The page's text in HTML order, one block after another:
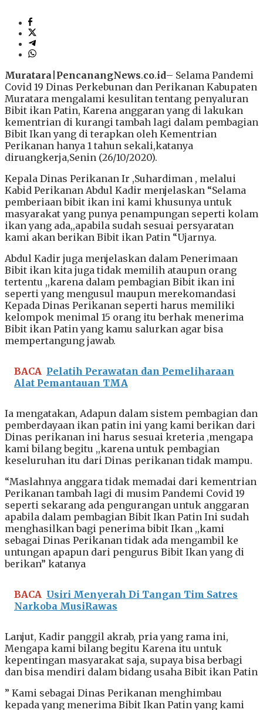
Muratara PencanangNews.co.id– Selama Pandemi
Covid 19 Dinas Perkebunan dan Perikanan Kabupaten
Muratara mengalami kesulitan tentang penyaluran
Bibit ikan Patin, Karena anggaran yang di lakukan
kementrian di kurangi tambah lagi dalam pembagian
Bibit Ikan yang di terapkan oleh Kementrian
Perikanan hanya 1 tahun sekali,katanya
diruangkerja,Senin (26/10/2020).
Kepala Dinas Perikanan Ir ,Suhardiman , melalui
Kabid Perikanan Abdul Kadir menjelaskan “Selama
pemberiaan bibit ikan ini kami khusunya untuk
masyarakat yang punya penampungan seperti kolam
ikan yang ada,,apabila sudah sesuai persyaratan
kami akan berikan Bibit ikan Patin “Ujarnya.
Abdul Kadir juga menjelaskan dalam Penerimaan
Bibit ikan kita juga tidak memilih ataupun orang
tertentu ,,karena dalam pembagian Bibit ikan ini
seperti yang mengusul maupun merekomandasi
Kepada Dinas Perikanan seperti harus memiliki
kelompok menimal 15 orang itu berhak menerima
Bibit ikan Patin yang kamu salurkan agar bisa
mempertangung jawab.
BACA Pelatih Perawatan dan Pemeliharaan
Alat Pemantauan TMA
Ia mengatakan, Adapun dalam sistem pembagian dan
pemberdayaan ikan patin ini yang kami berikan dari
Dinas perikanan ini harus sesuai kreteria ,mengapa
kami bilang begitu ,,karena untuk pembagian
keseluruhan itu dari Dinas perikanan tidak mampu.
“Maslahnya anggara tidak memadai dari kementrian
Perikanan tambah lagi di musim Pandemi Covid 19
seperti sekarang ada pengurangan untuk anggaran
apabila dalam pembagian Bibit Ikan Patin Ini sudah
menghasilkan bagi penerima bibit Ikan ,,kami
sebagai Dinas Perikanan tidak ada mengambil ke
untungan apapun dari pengurus Bibit Ikan yang di
berikan” katanya
BACA Usiri Menyerah Di Tangan Tim Satres
Narkoba MusiRawas
Lanjut, Kadir panggil akrab, pria yang rama ini,
Mengapa kami bilang begitu Karena itu untuk
kepentingan masyarakat saja, supaya bisa berbagi
dan bisa mendiri dalam bidang usaha Bibit ikan Patin
” Kami sebagai Dinas Perikanan menghimbau
kepada yang menerima Bibit Ikan Patin yang kami